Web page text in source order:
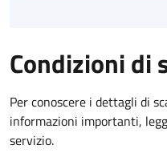
Condizioni di
Per conoscere i dettagli di
informazioni importanti,
servizio.